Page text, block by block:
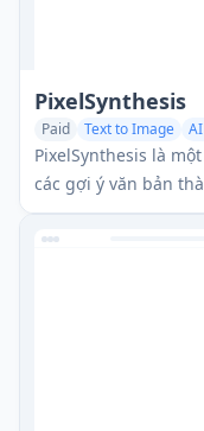
PixelSynthesis
Paid Text to Image
AI Art &Design Creator
PixelSynthesis là
các gợi ý văn bản
thuật số độc đáo,